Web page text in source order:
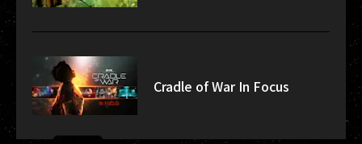
Cradle of War In Focus